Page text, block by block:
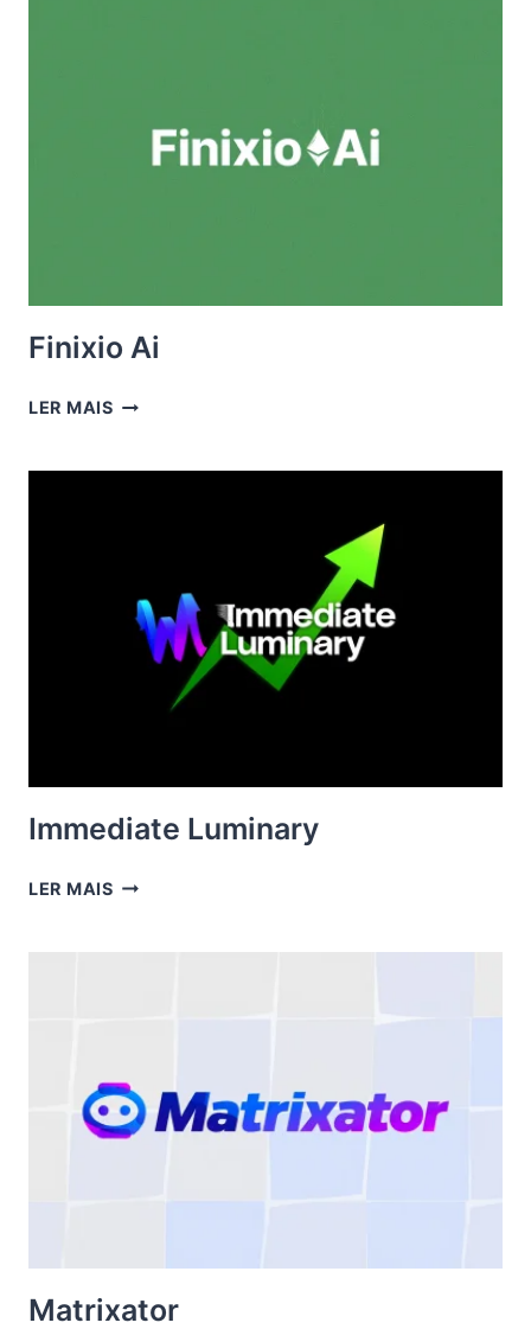
Finixio Ai
LER MAISFINIXIO
Immediate Luminary
LER MAISIMMEDIATE
Matrixator